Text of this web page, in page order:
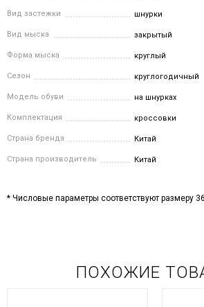
Вид застежки шнурки
Вид мыска закрытый
Форма мыска круглый
Сезон круглогодичный
Модель обуви на шнурках
Комплектация кроссовки
Страна бренда Китай
Страна производитель Китай
* Числовые параметры соответствуют размеру 36
ПОХОЖИЕ